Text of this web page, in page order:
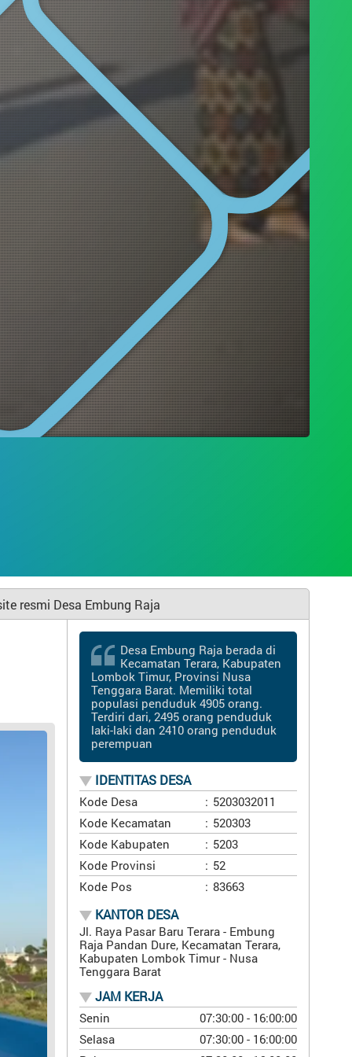
Raja
Desa Embung Raja berada di
Kecamatan Terara, Kabupaten
Lombok Timur, Provinsi Nusa
Tenggara Barat. Memiliki total
populasi penduduk 4905 orang.
Terdiri dari, 2495 orang penduduk
laki-laki dan 2410 orang penduduk
perempuan
IDENTITAS DESA
Kode Desa : 5203032011
Kode Kecamatan
: 520303
Kode Kabupaten
: 5203
Kode Provinsi
: 52
Kode Pos
: 83663
KANTOR DESA
Jl. Raya Pasar Baru Terara - Embung
Raja Pandan Dure, Kecamatan Terara,
Kabupaten Lombok Timur - Nusa
Tenggara Barat
JAM KERJA
Senin
07:30:00 - 16:00:00
Selasa
07:30:00 - 16:00:00